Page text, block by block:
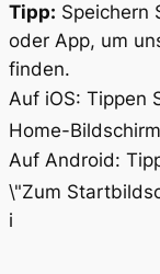
Tipp: Speichern
oder App, um
finden.
Auf iOS: Tippen
Home-
Auf Android:
\"Zum
i